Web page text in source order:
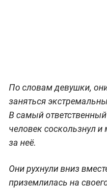
По словам девушки,
заняться
В самый
человек соскользнул
за неё.
Они рухнули вниз
приземлилась на